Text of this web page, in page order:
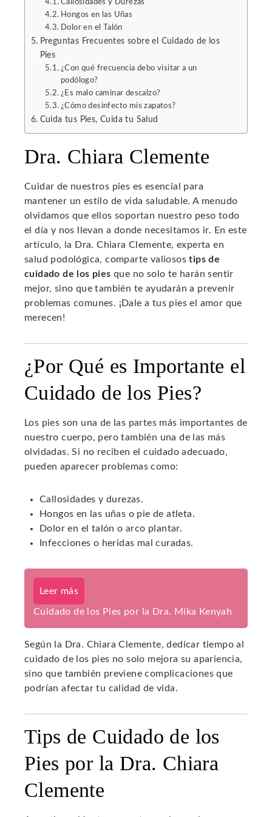
Callosidades y Durezas
Hongos en las Uñas
Dolor en el Talón
Preguntas Frecuentes sobre el Cuidado de los
Pies
¿Con qué frecuencia debo visitar a un
podólogo?
¿Es malo caminar descalzo?
¿Cómo desinfecto mis zapatos?
Cuida tus Pies, Cuida tu Salud
Dra. Chiara Clemente
Cuidar de nuestros pies es esencial para
mantener un estilo de vida saludable. A menudo
olvidamos que ellos soportan nuestro peso todo
el día y nos llevan a donde necesitamos ir. En este
artículo, la Dra. Chiara Clemente, experta en
salud podológica, comparte valiosostips de
cuidado de los pies que no solo te harán sentir
mejor, sino que también te ayudarán a prevenir
problemas comunes. ¡Dale a tus pies el amor que
merecen!
¿Por Qué es Importante el
Cuidado de los Pies?
Los pies son una de las partes más importantes de
nuestro cuerpo, pero también una de las más
olvidadas. Si no reciben el cuidado adecuado,
pueden aparecer problemas como:
Callosidades y durezas.
Hongos en las uñas o pie de atleta.
Dolor en el talón o arco plantar.
Infecciones o heridas mal curadas.
Leer más
Cuidado de los Pies por la Dra. Mika Kenyah
Según la Dra. Chiara Clemente, dedicar tiempo al
cuidado de los pies no solo mejora su apariencia,
sino que también previene complicaciones que
podrían afectar tu calidad de vida.
Tips de Cuidado de los
Pies por la Dra. Chiara
Clemente